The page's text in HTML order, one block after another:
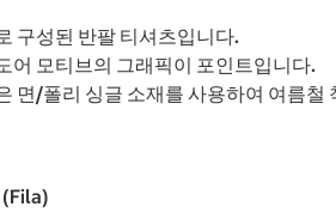
구성된 반팔 티셔츠입니다.
어 모티브의 그래픽이 포인트입니다.
면/폴리 싱글 소재를 사용하여 여름철
(Fila)